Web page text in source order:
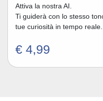
Attiva la nostra AI.
Ti guiderà con lo stesso
tue curiosità in tempo reale.
€ 4,99